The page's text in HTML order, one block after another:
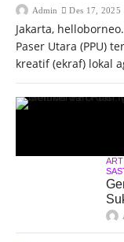
Admin Des 17, 2025
Jakarta,
Paser Utara (PPU)
kreatif (ekraf) lokal
ART